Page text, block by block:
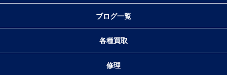
ブログ一覧
各種買取
修理